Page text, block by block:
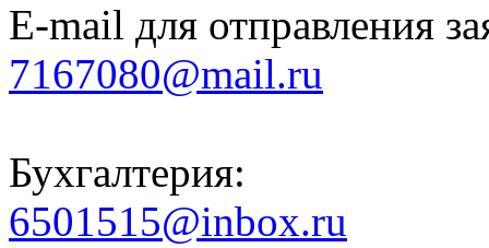
E-mail для отправления
7167080@mail.ru
Бухгалтерия:
6501515@inbox.ru